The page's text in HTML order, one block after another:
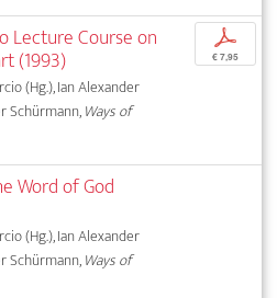
Lecture Course on
(1993)
(Hg.), Ian Alexander
Schürmann,Ways of
p
€ 7,95
Word of God
(Hg.), Ian Alexander
Schürmann,Ways of